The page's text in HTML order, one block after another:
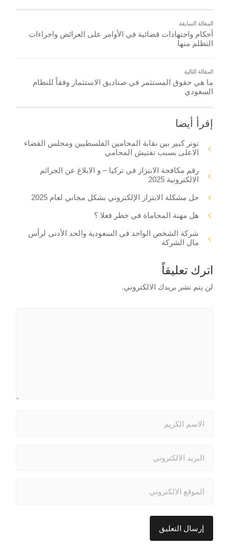
المقالة السابقة
أحكام واجتهادات قضائية في الأوامر على العرائض واجراءات
التظلم منها
المقالة التالية
ما هي حقوق المستثمر في صناديق الاستثمار وفقاً للنظام
السعودي
إقرأ أيضا
توتر كبير بين نقابة المحامين الفلسطيين ومجلس القضاء
الاعلى بسبب تفتيش المحامي
رقم مكافحة الابتزاز في تركيا – و الابلاغ عن الجرائم
الالكترونية 2025
حل مشكلة الابتزاز الإلكتروني بشكل مجاني لعام 2025
هل مهنة المحاماة في خطر فعلا ؟
شركة الشخص الواحد في السعودية والحد الأدنى لرأس
مال الشركة
اترك تعليقاً
لن يتم نشر بريدك الالكتروني.